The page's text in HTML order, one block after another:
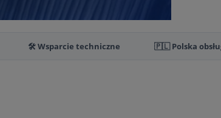
🛠️ Wsparcie techniczne 🇵🇱 Polska